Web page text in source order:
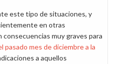
este tipo de situaciones, y
en otras
muy graves para
pasado mes de diciembre a la
a aquellos